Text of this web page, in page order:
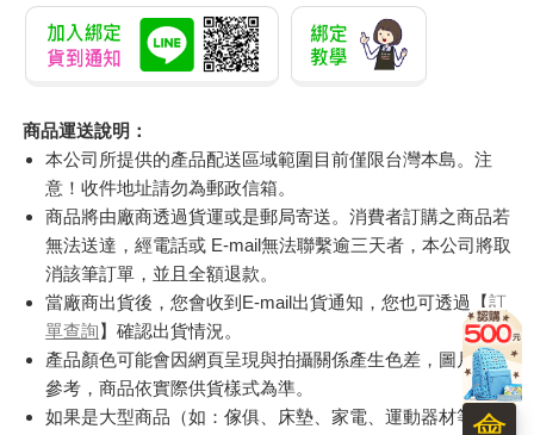
商品運送說明：
本公司所提供的產品配送區域範圍目前僅限台灣本島。注
意！收件地址請勿為郵政信箱。
商品將由廠商透過貨運或是郵局寄送。消費者訂購之商品若
無法送達，經電話或 E-mail無法聯繫逾三天者，本公司將取
消該筆訂單，並且全額退款。
當廠商出貨後，您會收到E-mail出貨通知，您也可透過【訂
單查詢】確認出貨情況。
產品顏色可能會因網頁呈現與拍攝關係產生色差，圖片僅供
參考，商品依實際供貨樣式為準。
如果是大型商品（如：傢俱、床墊、家電、運動器材等）及